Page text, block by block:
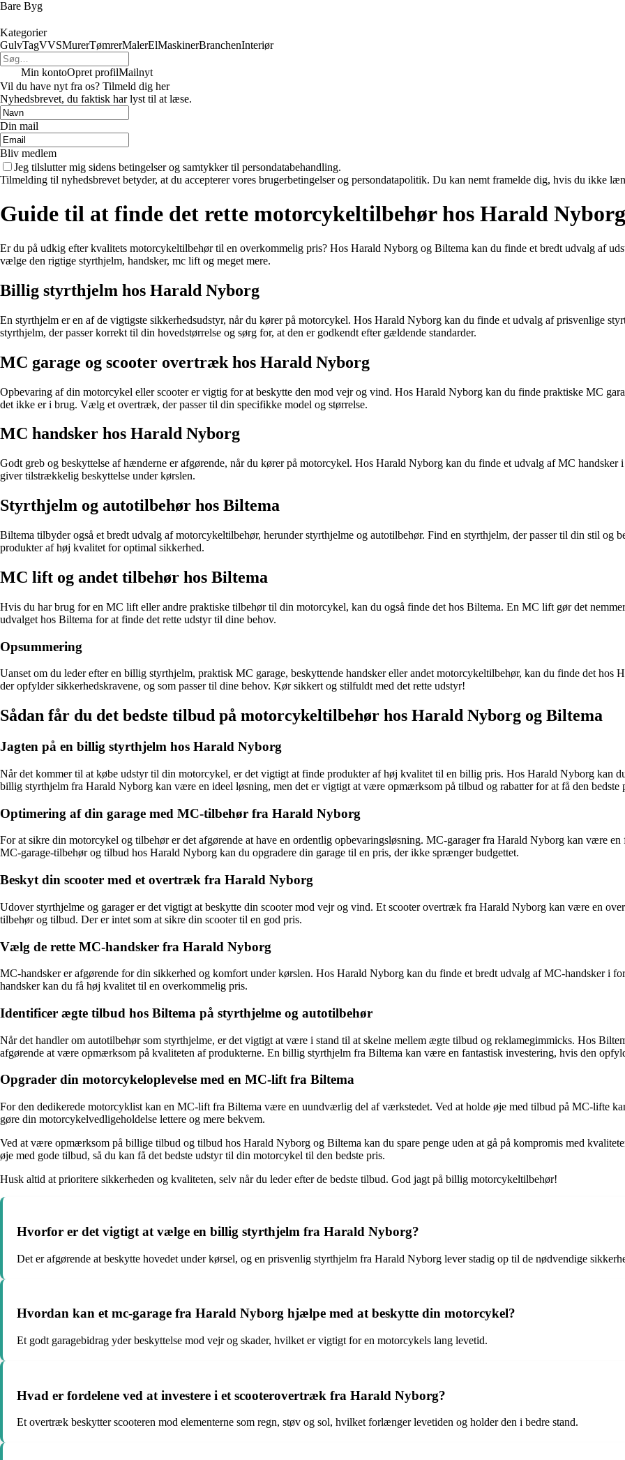
Bare Byg
Kategorier
GulvTagVVSMurerTømrerMalerElMaskinerBranchenInteriør
Min kontoOpret profilMailnyt
Vil du have nyt fra os? Tilmeld dig her
Nyhedsbrevet, du faktisk har lyst til at læse.
Din mail
Bliv medlem
Jeg tilslutter mig sidens betingelser og samtykker til persondatabehandling.
Tilmelding til nyhedsbrevet betyder, at du accepterer vores brugerbetingelser og persondatapolitik. Du kan nemt framelde dig, hvis du ikke
Guide til at finde det rette motorcykeltilbehør hos Harald
Er du på udkig efter kvalitets motorcykeltilbehør til en overkommelig pris? Hos Harald Nyborg og Biltema kan du finde et bredt udvalg af
vælge den rigtige styrthjelm, handsker, mc lift og meget mere.
Billig styrthjelm hos Harald Nyborg
En styrthjelm er en af de vigtigste sikkerhedsudstyr, når du kører på motorcykel. Hos Harald Nyborg kan du finde et udvalg af prisvenlige
styrthjelm, der passer korrekt til din hovedstørrelse og sørg for, at den er godkendt efter gældende standarder.
MC garage og scooter overtræk hos Harald Nyborg
Opbevaring af din motorcykel eller scooter er vigtig for at beskytte den mod vejr og vind. Hos Harald Nyborg kan du finde praktiske MC
det ikke er i brug. Vælg et overtræk, der passer til din specifikke model og størrelse.
MC handsker hos Harald Nyborg
Godt greb og beskyttelse af hænderne er afgørende, når du kører på motorcykel. Hos Harald Nyborg kan du finde et udvalg af MC
giver tilstrækkelig beskyttelse under kørslen.
Styrthjelm og autotilbehør hos Biltema
Biltema tilbyder også et bredt udvalg af motorcykeltilbehør, herunder styrthjelme og autotilbehør. Find en styrthjelm, der passer til din stil
produkter af høj kvalitet for optimal sikkerhed.
MC lift og andet tilbehør hos Biltema
Hvis du har brug for en MC lift eller andre praktiske tilbehør til din motorcykel, kan du også finde det hos Biltema. En MC lift gør det
udvalget hos Biltema for at finde det rette udstyr til dine behov.
Opsummering
Uanset om du leder efter en billig styrthjelm, praktisk MC garage, beskyttende handsker eller andet motorcykeltilbehør, kan du finde det
der opfylder sikkerhedskravene, og som passer til dine behov. Kør sikkert og stilfuldt med det rette udstyr!
Sådan får du det bedste tilbud på motorcykeltilbehør hos Harald Nyborg og Biltema
Jagten på en billig styrthjelm hos Harald Nyborg
Når det kommer til at købe udstyr til din motorcykel, er det vigtigt at finde produkter af høj kvalitet til en billig pris. Hos Harald Nyborg kan
billig styrthjelm fra Harald Nyborg kan være en ideel løsning, men det er vigtigt at være opmærksom på tilbud og rabatter for at få den bedste
Optimering af din garage med MC-tilbehør fra Harald Nyborg
For at sikre din motorcykel og tilbehør er det afgørende at have en ordentlig opbevaringsløsning. MC-garager fra Harald Nyborg kan være
MC-garage-tilbehør og tilbud hos Harald Nyborg kan du opgradere din garage til en pris, der ikke sprænger budgettet.
Beskyt din scooter med et overtræk fra Harald Nyborg
Udover styrthjelme og garager er det vigtigt at beskytte din scooter mod vejr og vind. Et scooter overtræk fra Harald Nyborg kan være en
tilbehør og tilbud. Der er intet som at sikre din scooter til en god pris.
Vælg de rette MC-handsker fra Harald Nyborg
MC-handsker er afgørende for din sikkerhed og komfort under kørslen. Hos Harald Nyborg kan du finde et bredt udvalg af MC-handsker i
handsker kan du få høj kvalitet til en overkommelig pris.
Identificer ægte tilbud hos Biltema på styrthjelme og autotilbehør
Når det handler om autotilbehør som styrthjelme, er det vigtigt at være i stand til at skelne mellem ægte tilbud og reklamegimmicks. Hos
afgørende at være opmærksom på kvaliteten af produkterne. En billig styrthjelm fra Biltema kan være en fantastisk investering, hvis den
Opgrader din motorcykeloplevelse med en MC-lift fra Biltema
For den dedikerede motorcyklist kan en MC-lift fra Biltema være en uundværlig del af værkstedet. Ved at holde øje med tilbud på MC-lifte
gøre din motorcykelvedligeholdelse lettere og mere bekvem.
Ved at være opmærksom på billige tilbud og tilbud hos Harald Nyborg og Biltema kan du spare penge uden at gå på kompromis med
øje med gode tilbud, så du kan få det bedste udstyr til din motorcykel til den bedste pris.
Husk altid at prioritere sikkerheden og kvaliteten, selv når du leder efter de bedste tilbud. God jagt på billig motorcykeltilbehør!
Hvorfor er det vigtigt at vælge en billig styrthjelm fra Harald Nyborg?
Det er afgørende at beskytte hovedet under kørsel, og en prisvenlig styrthjelm fra Harald Nyborg lever stadig op til de nødvendige
Hvordan kan et mc-garage fra Harald Nyborg hjælpe med at beskytte din motorcykel?
Et godt garagebidrag yder beskyttelse mod vejr og skader, hvilket er vigtigt for en motorcykels lang levetid.
Hvad er fordelene ved at investere i et scooterovertræk fra Harald Nyborg?
Et overtræk beskytter scooteren mod elementerne som regn, støv og sol, hvilket forlænger levetiden og holder den i bedre stand.